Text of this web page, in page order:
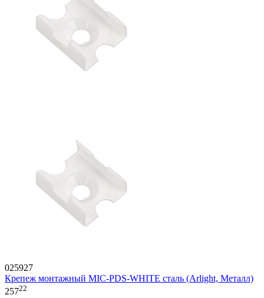
025927
Крепеж монтажный MIC-PDS-WHITE сталь (Arlight, Металл)
25722